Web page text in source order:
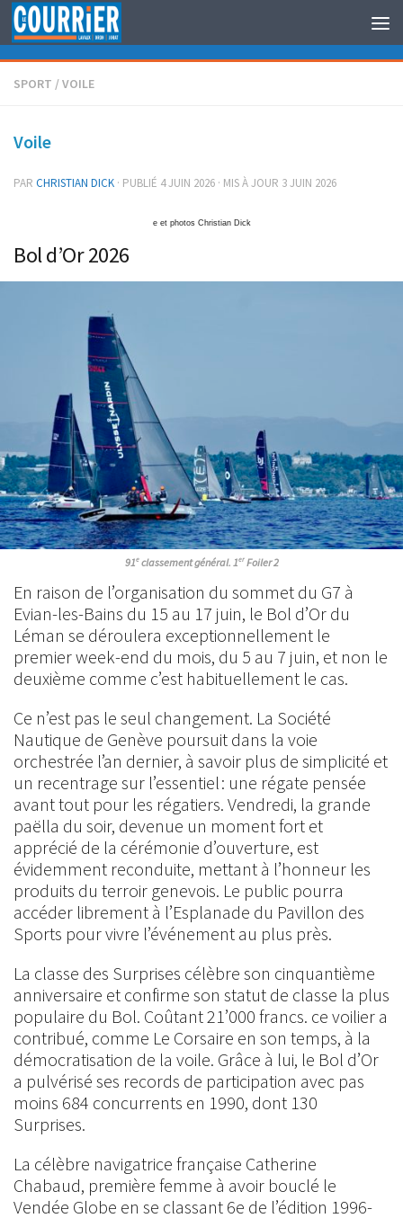
Au dessous du contenu
SPORT /VOILE
Voile
PAR CHRISTIAN DICK · PUBLIÉ 4 JUIN 2026 · MIS À JOUR 3 JUIN 2026
e et photos Christian Dick
Bol d’Or 2026
91e classement général. 1erFoiler 2
En raison de l’organisation du sommet du G7 à
Evian-les-Bains du 15 au 17 juin, le Bol d’Or du
Léman se déroulera exceptionnellement le
premier week-end du mois, du 5 au 7 juin, et non le
deuxième comme c’est habituellement le cas.
Ce n’est pas le seul changement. La Société
Nautique de Genève poursuit dans la voie
orchestrée l’an dernier, à savoir plus de simplicité et
un recentrage sur l’essentiel : une régate pensée
avant tout pour les régatiers. Vendredi, la grande
paëlla du soir, devenue un moment fort et
apprécié de la cérémonie d’ouverture, est
évidemment reconduite, mettant à l’honneur les
produits du terroir genevois. Le public pourra
accéder librement à l’Esplanade du Pavillon des
Sports pour vivre l’événement au plus près.
La classe des Surprises célèbre son cinquantième
anniversaire et confirme son statut de classe la plus
populaire du Bol. Coûtant 21’000 francs. ce voilier a
contribué, comme Le Corsaire en son temps, à la
démocratisation de la voile. Grâce à lui, le Bol d’Or
a pulvérisé ses records de participation avec pas
moins 684 concurrents en 1990, dont 130
Surprises.
La célèbre navigatrice française Catherine
Chabaud, première femme à avoir bouclé le
Vendée Globe en se classant 6e de l’édition 1996-